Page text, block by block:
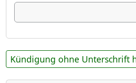
Kündigung ohne Unterschrift